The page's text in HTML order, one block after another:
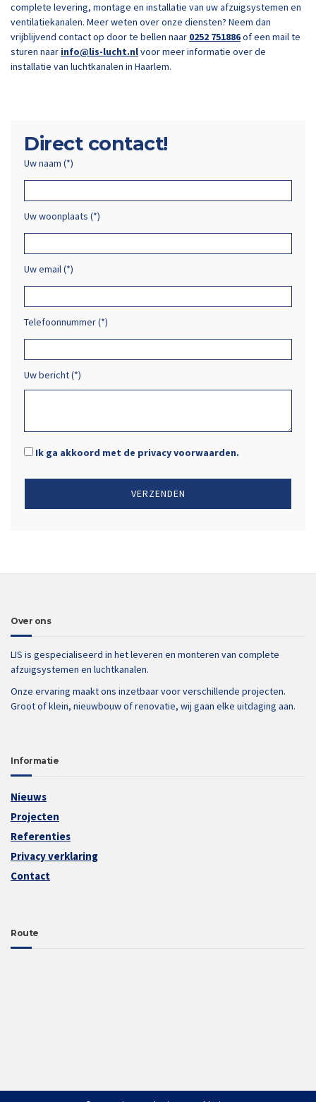
complete levering, montage en installatie van uw afzuigsystemen en
ventilatiekanalen. Meer weten over onze diensten? Neem dan
vrijblijvend contact op door te bellen naar 0252 751886of een mail te
sturen naar info@lis-lucht.nlvoor meer informatie over de
installatie van luchtkanalen in Haarlem.
Direct contact!
Uw naam (*)
Uw woonplaats (*)
Uw email (*)
Telefoonnummer (*)
Uw bericht (*)
Ik ga akkoord met de privacy voorwaarden.
Over ons
LIS is gespecialiseerd in het leveren en monteren van complete
afzuigsystemen en luchtkanalen.
Onze ervaring maakt ons inzetbaar voor verschillende projecten.
Groot of klein, nieuwbouw of renovatie, wij gaan elke uitdaging aan.
Informatie
Nieuws
Projecten
Referenties
Privacy verklaring
Contact
Route